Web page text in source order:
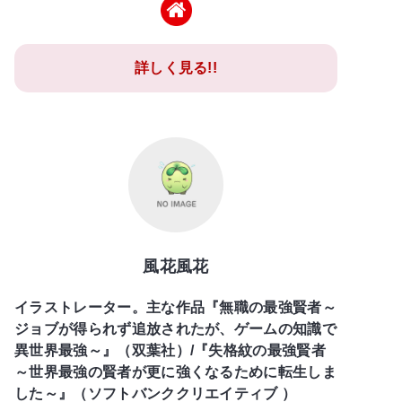
詳しく見る!!
風花風花
イラストレーター。主な作品『無職の最強賢者～
ジョブが得られず追放されたが、ゲームの知識で
異世界最強～』（双葉社）/『失格紋の最強賢者
～世界最強の賢者が更に強くなるために転生しま
した～』（ソフトバンククリエイティブ ）